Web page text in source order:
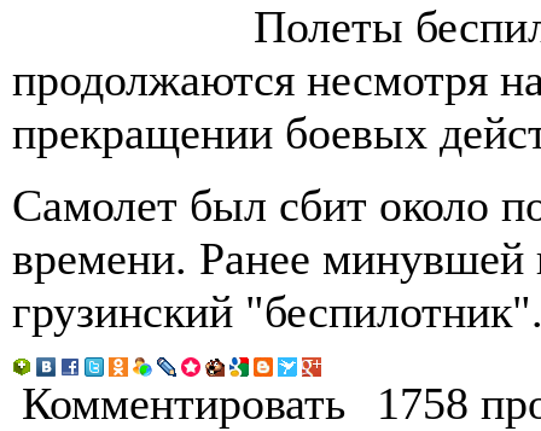
Полеты
продолжаются несмотря
прекращении боевых
Самолет был сбит около
времени. Ранее
грузинский
Комментировать
1758